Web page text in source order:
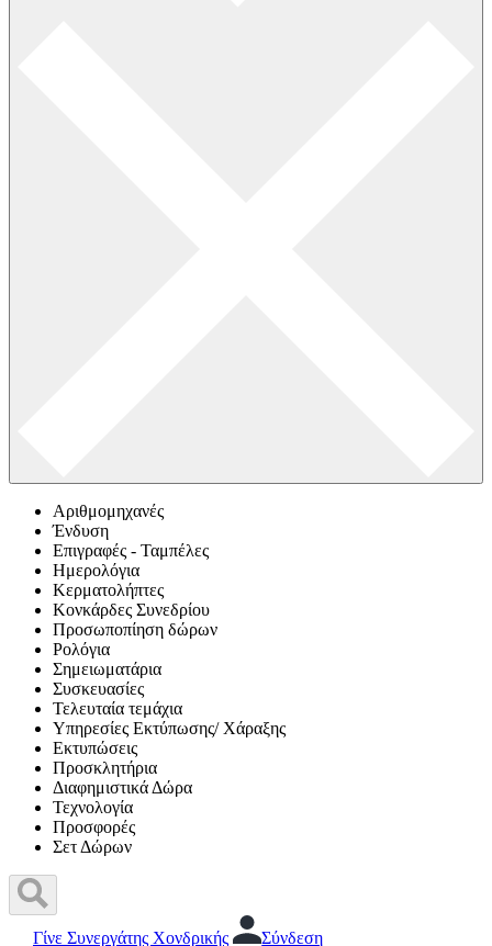
Αριθμομηχανές
Ένδυση
Επιγραφές - Ταμπέλες
Ημερολόγια
Κερματολήπτες
Κονκάρδες Συνεδρίου
Προσωποπίηση δώρων
Ρολόγια
Σημειωματάρια
Συσκευασίες
Τελευταία τεμάχια
Υπηρεσίες Εκτύπωσης/ Χάραξης
Εκτυπώσεις
Προσκλητήρια
Διαφημιστικά Δώρα
Τεχνολογία
Προσφορές
Σετ Δώρων
Γίνε Συνεργάτης Χονδρικής Σύνδεση